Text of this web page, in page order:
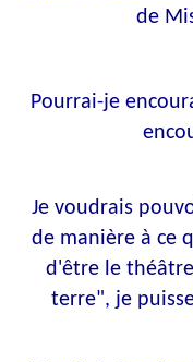
de
Pourrai-je
Je voudrais
de manière à ce
d'être le
terre", je